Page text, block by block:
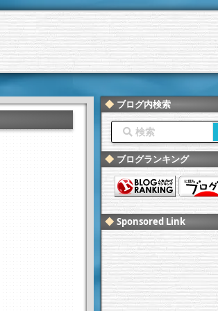
ブログ内検索
ブログランキング
Sponsored Link